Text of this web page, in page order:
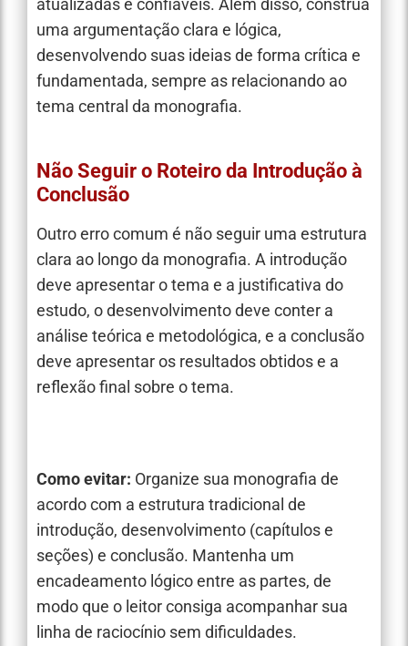
atualizadas e confiáveis. Além disso, construa
uma argumentação clara e lógica,
desenvolvendo suas ideias de forma crítica e
fundamentada, sempre as relacionando ao
tema central da monografia.
Não Seguir o Roteiro da Introdução à
Conclusão
Outro erro comum é não seguir uma estrutura
clara ao longo da monografia. A introdução
deve apresentar o tema e a justificativa do
estudo, o desenvolvimento deve conter a
análise teórica e metodológica, e a conclusão
deve apresentar os resultados obtidos e a
reflexão final sobre o tema.
Como evitar: Organize sua monografia de
acordo com a estrutura tradicional de
introdução, desenvolvimento (capítulos e
seções) e conclusão. Mantenha um
encadeamento lógico entre as partes, de
modo que o leitor consiga acompanhar sua
linha de raciocínio sem dificuldades.